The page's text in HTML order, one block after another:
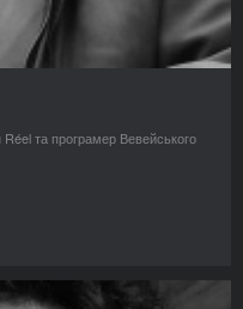
Réel та програмер Вевейського